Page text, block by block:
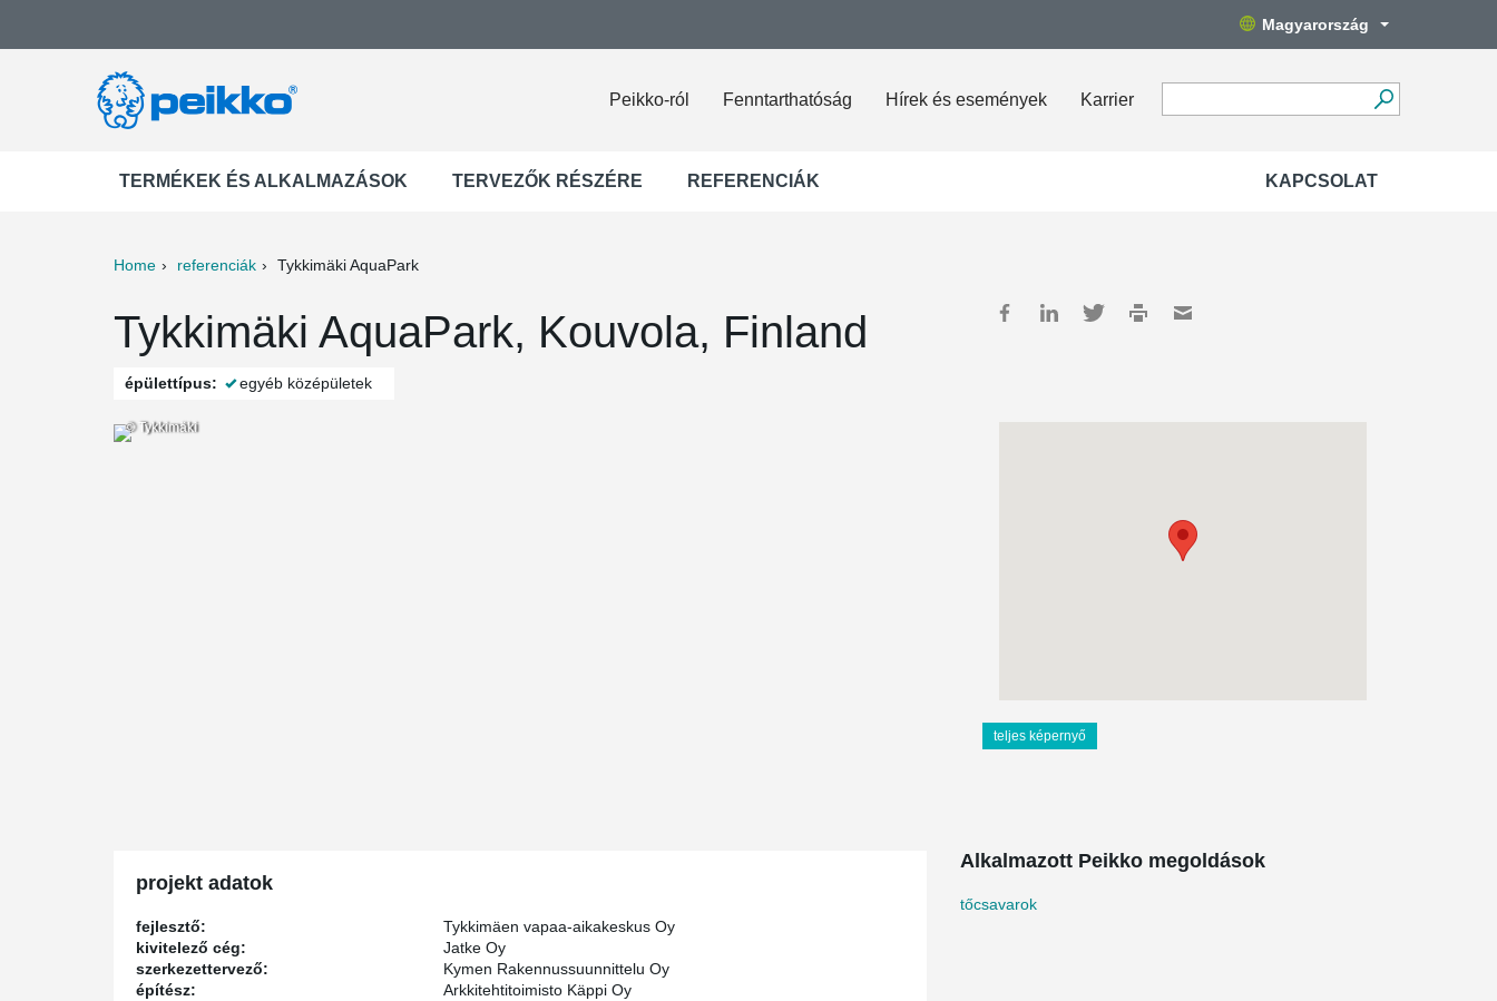
Magyarország
Peikko-ról Fenntarthatóság Hírek és események Karrier
TERMÉKEK ÉS ALKALMAZÁSOK TERVEZŐK RÉSZÉRE REFERENCIÁK KAPCSOLAT
Home referenciák Tykkimäki AquaPark
Tykkimäki AquaPark, Kouvola, Finland
épülettípus: egyéb középületek
© Tykkimäki
teljes képernyő
projekt adatok
fejlesztő:
Tykkimäen vapaa-aikakeskus Oy
kivitelező cég:
Jatke Oy
szerkezettervező:
Kymen Rakennussuunnittelu Oy
építész:
Arkkitehtitoimisto Käppi Oy
Alkalmazott Peikko megoldások
tőcsavarok